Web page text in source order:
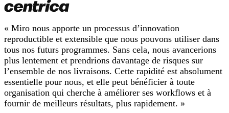
« Miro nous apporte un processus d’innovation
reproductible et extensible que nous pouvons utiliser dans
tous nos futurs programmes. Sans cela, nous avancerions
plus lentement et prendrions davantage de risques sur
l’ensemble de nos livraisons. Cette rapidité est absolument
essentielle pour nous, et elle peut bénéficier à toute
organisation qui cherche à améliorer ses workflows et à
fournir de meilleurs résultats, plus rapidement. »